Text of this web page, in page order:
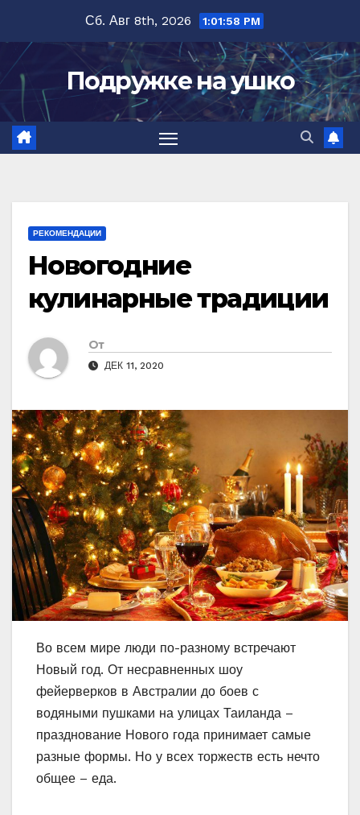
содержимому
Сб. Авг 8th, 2026 1:01:59 PM
Подружке на ушко
РЕКОМЕНДАЦИИ
Новогодние
кулинарные традиции
От
ДЕК 11, 2020
Во всем мире люди по-разному встречают
Новый год. От несравненных шоу
фейерверков в Австралии до боев с
водяными пушками на улицах Таиланда –
празднование Нового года принимает самые
разные формы. Но у всех торжеств есть нечто
общее – еда.